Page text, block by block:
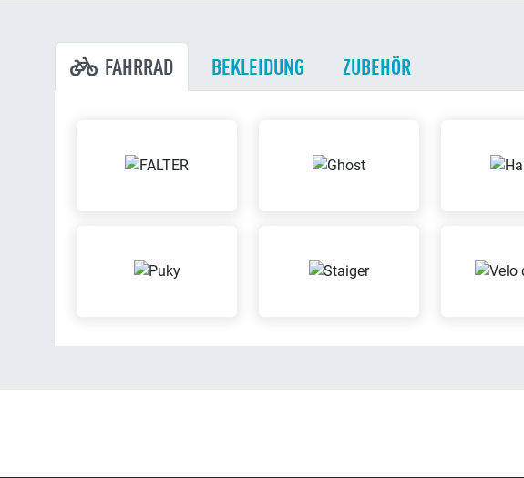
FAHRRAD BEKLEIDUNG ZUBEHÖR